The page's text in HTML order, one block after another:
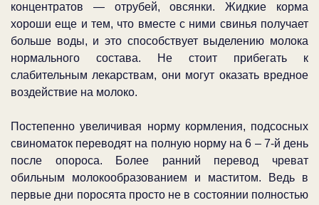
концентратов — отрубей, овсянки. Жидкие корма
хороши еще и тем, что вместе с ними свинья получает
больше воды, и это способствует выделению молока
нормального состава. Не стоит прибегать к
слабительным лекарствам, они могут оказать вредное
воздействие на молоко.
Постепенно увеличивая норму кормления, подсосных
свиноматок переводят на полную норму на 6 – 7-й день
после опороса. Более ранний перевод чреват
обильным молокообразованием и маститом. Ведь в
первые дни поросята просто не в состоянии полностью